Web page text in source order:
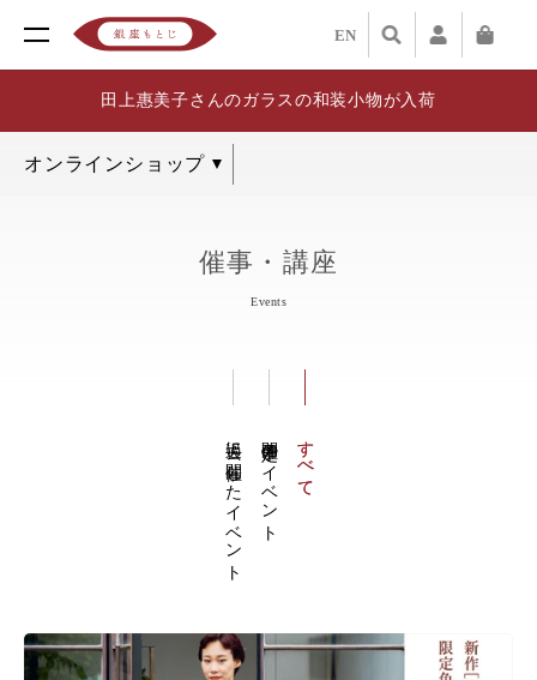
EN
田上惠美子さんのガラスの和装小物が入荷
催事・講座
Events
すべて
開催予定のイベント
過去に開催したイベント